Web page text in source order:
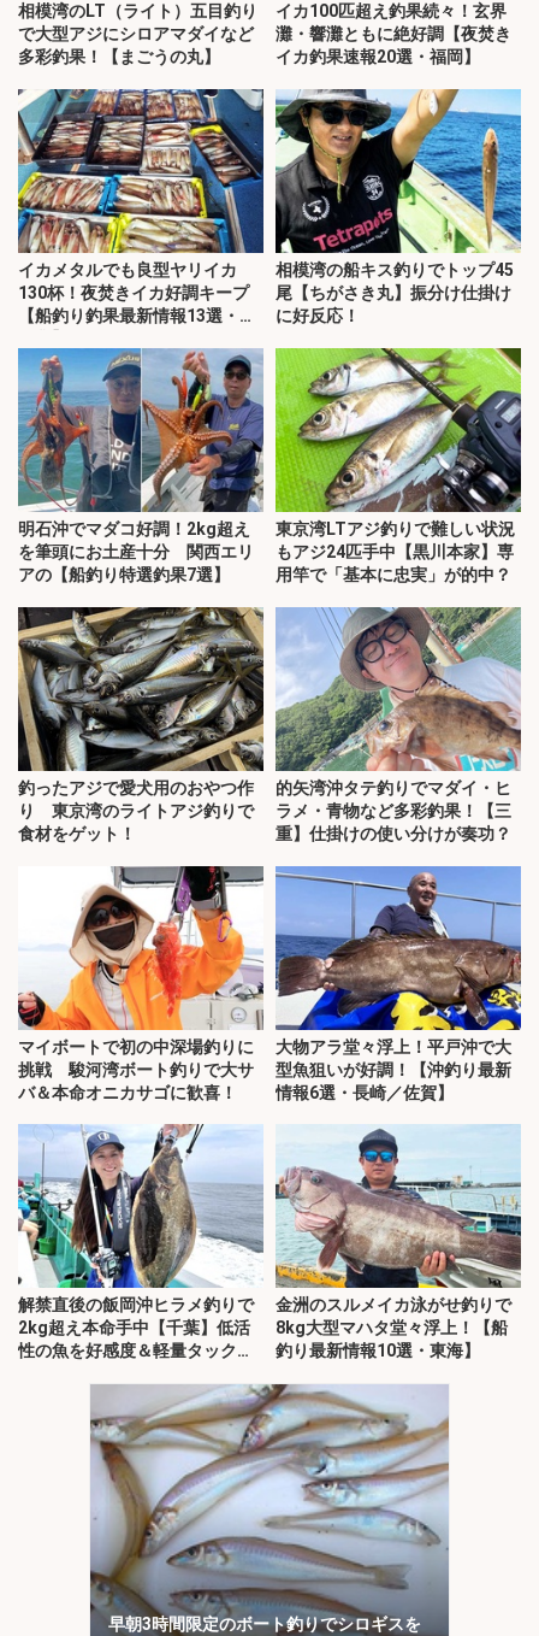
相模湾のLT（ライト）五目釣り
で大型アジにシロアマダイなど
多彩釣果！【まごうの丸】
イカ100匹超え釣果続々！玄界
灘・響灘ともに絶好調【夜焚き
イカ釣果速報20選・福岡】
イカメタルでも良型ヤリイカ
130杯！夜焚きイカ好調キープ
【船釣り釣果最新情報13選・玄
相模湾の船キス釣りでトップ45
尾【ちがさき丸】振分け仕掛け
に好反応！
明石沖でマダコ好調！2kg超え
を筆頭にお土産十分 関西エリ
アの【船釣り特選釣果7選】
東京湾LTアジ釣りで難しい状況
もアジ24匹手中【黒川本家】専
用竿で「基本に忠実」が的中？
釣ったアジで愛犬用のおやつ作
り 東京湾のライトアジ釣りで
食材をゲット！
的矢湾沖タテ釣りでマダイ・ヒ
ラメ・青物など多彩釣果！【三
重】仕掛けの使い分けが奏功？
マイボートで初の中深場釣りに
挑戦 駿河湾ボート釣りで大サ
バ＆本命オニカサゴに歓喜！
大物アラ堂々浮上！平戸沖で大
型魚狙いが好調！【沖釣り最新
情報6選・長崎／佐賀】
解禁直後の飯岡沖ヒラメ釣りで
2kg超え本命手中【千葉】低活
性の魚を好感度＆軽量タックル
金洲のスルメイカ泳がせ釣りで
8kg大型マハタ堂々浮上！【船
釣り最新情報10選・東海】
早朝3時間限定のボート釣りでシロギスを